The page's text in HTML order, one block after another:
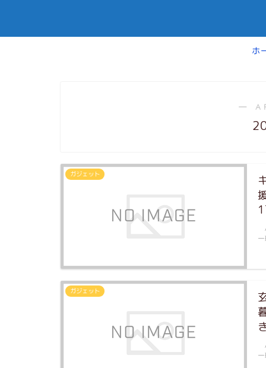
ホ
―
ガジェット
ガジェット